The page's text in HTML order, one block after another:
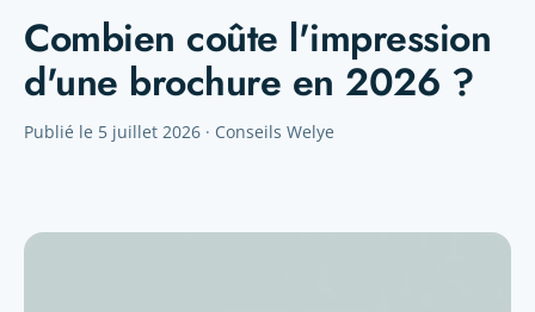
Combien coûte l'impression
d'une brochure en 2026 ?
Publié le 5 juillet 2026 · Conseils Welye